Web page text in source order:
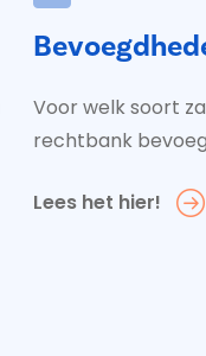
Voor welk soort
rechtbank
Lees het hier!